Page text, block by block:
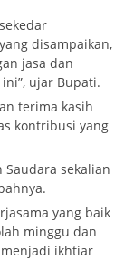
disampaikan,
jasa dan
ujar Bupati.
terima kasih
kontribusi yang
Saudara sekalian
yang baik
minggu dan
ikhtiar